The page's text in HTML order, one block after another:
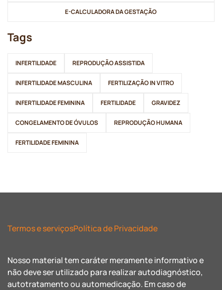
Tags
INFERTILIDADE REPRODUÇÃO ASSISTIDA
INFERTILIDADE MASCULINA FERTILIZAÇÃO IN VITRO
INFERTILIDADE FEMININA FERTILIDADE GRAVIDEZ
CONGELAMENTO DE ÓVULOS REPRODUÇÃO HUMANA
FERTILIDADE FEMININA
E-CALCULADORA DA GESTAÇÃO
Termos e serviçosPolítica de Privacidade
Nosso material tem caráter meramente informativo e
não deve ser utilizado para realizar autodiagnóstico,
autotratamento ou automedicação. Em caso de